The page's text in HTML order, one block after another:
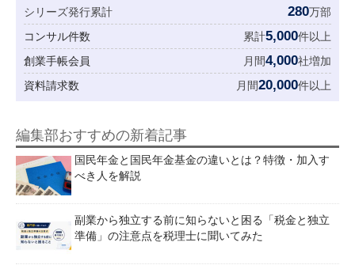
シリーズ発行累計 280万部
コンサル件数
累計5,000件以上
創業手帳会員
月間4,000社増加
資料請求数
月間20,000件以上
編集部おすすめの新着記事
国民年金と国民年金基金の違いとは？特徴・加入す
べき人を解説
副業から独立する前に知らないと困る「税金と独立
準備」の注意点を税理士に聞いてみた